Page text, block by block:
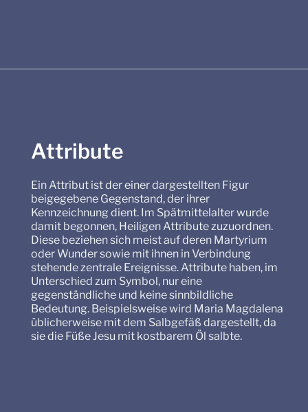
Attribute
Ein Attribut ist der einer dargestellten Figur
beigegebene Gegenstand, der ihrer
Kennzeichnung dient. Im Spätmittelalter wurde
damit begonnen, Heiligen Attribute zuzuordnen.
Diese beziehen sich meist auf deren Martyrium
oder Wunder sowie mit ihnen in Verbindung
stehende zentrale Ereignisse. Attribute haben, im
Unterschied zum Symbol, nur eine
gegenständliche und keine sinnbildliche
Bedeutung. Beispielsweise wird Maria Magdalena
üblicherweise mit dem Salbgefäß dargestellt, da
sie die Füße Jesu mit kostbarem Öl salbte.